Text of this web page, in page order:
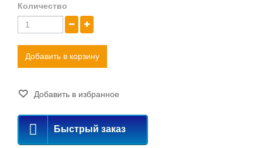
Количество
Добавить в корзину
Добавить в избранное
Быстрый заказ